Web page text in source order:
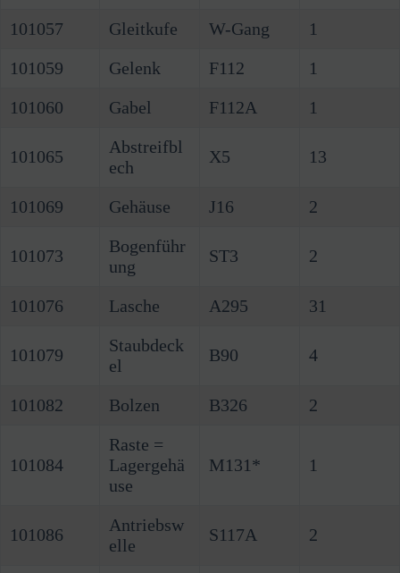
101057 Gleitkufe W-Gang
1
101059
Gelenk F112
1
101060
Gabel F112A 1
101065
Abstreifbl
ech
X5 13
101069 Gehäuse J16 2
101073
Bogenführ
ung
ST3 2
101076 Lasche A295 31
101079
Staubdeck
el
B90 4
101082 Bolzen B326 2
101084
Raste =
Lagergehä
use
M131* 1
101086
Antriebsw
elle
S117A 2